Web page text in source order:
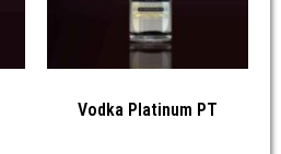
Vodka Platinum PT